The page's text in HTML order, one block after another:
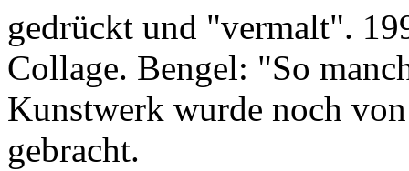
gedrückt und "vermalt".
Collage. Bengel: "So
Kunstwerk wurde noch
gebracht.